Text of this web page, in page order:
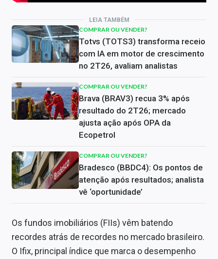
LEIA TAMBÉM
COMPRAR OU VENDER?
Totvs (TOTS3) transforma receio
com IA em motor de crescimento
no 2T26, avaliam analistas
COMPRAR OU VENDER?
Brava (BRAV3) recua 3% após
resultado do 2T26; mercado
ajusta ação após OPA da
Ecopetrol
COMPRAR OU VENDER?
Bradesco (BBDC4): Os pontos de
atenção após resultados; analista
vê ‘oportunidade’
Os fundos imobiliários (FIIs) vêm batendo
recordes atrás de recordes no mercado brasileiro.
O Ifix, principal índice que marca o desempenho